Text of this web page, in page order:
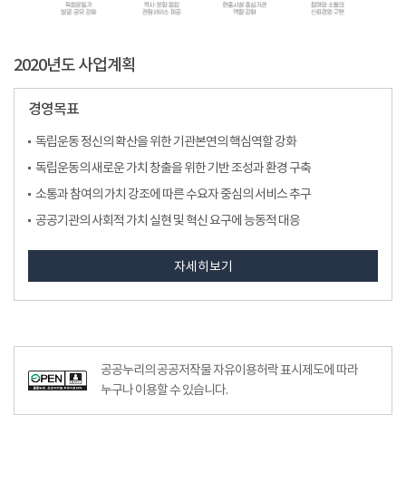
2020년도 사업계획
경영목표
독립운동 정신의 확산을 위한 기관본연의 핵심역할 강화
독립운동의 새로운 가치 창출을 위한 기반 조성과 환경 구축
소통과 참여의 가치 강조에 따른 수요자 중심의 서비스 추구
공공기관의 사회적 가치 실현 및 혁신 요구에 능동적 대응
자세히보기
공공누리의 공공저작물 자유이용허락 표시제도에 따라
누구나 이용할 수 있습니다.